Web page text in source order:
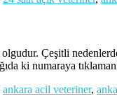
Çeşitli
ki numaraya
ankara acil veteriner,